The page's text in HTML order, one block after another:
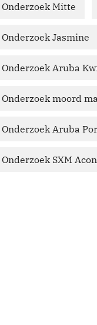
Onderzoek Mitte
Onderzoek Jasmine
Onderzoek Aruba
Onderzoek moord
Onderzoek Aruba
Onderzoek SXM